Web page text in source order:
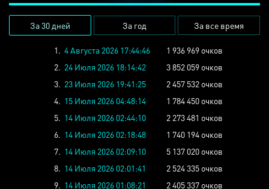
За 30 дней За год За все время
1. 4 Августа 2026 17:44:46
1 936 969 очков
2. 24 Июля 2026 18:14:42
3 852 059 очков
3. 23 Июля 2026 19:41:25
2 457 532 очков
4. 15 Июля 2026 04:48:14
1 784 450 очков
5. 14 Июля 2026 02:44:10
2 273 481 очков
6. 14 Июля 2026 02:18:48
1 740 194 очков
7. 14 Июля 2026 02:09:10
5 137 020 очков
8. 14 Июля 2026 02:01:41
2 524 335 очков
9. 14 Июля 2026 01:08:21 2 405 337 очков